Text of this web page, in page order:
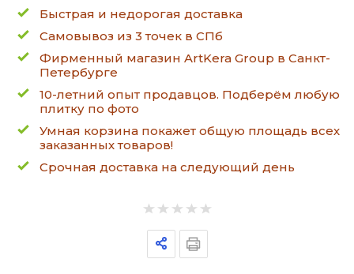
Быстрая и недорогая доставка
Самовывоз из 3 точек в СПб
Фирменный магазин ArtKera Group в Санкт-
Петербурге
10-летний опыт продавцов. Подберём любую
плитку по фото
Умная корзина покажет общую площадь всех
заказанных товаров!
Срочная доставка на следующий день